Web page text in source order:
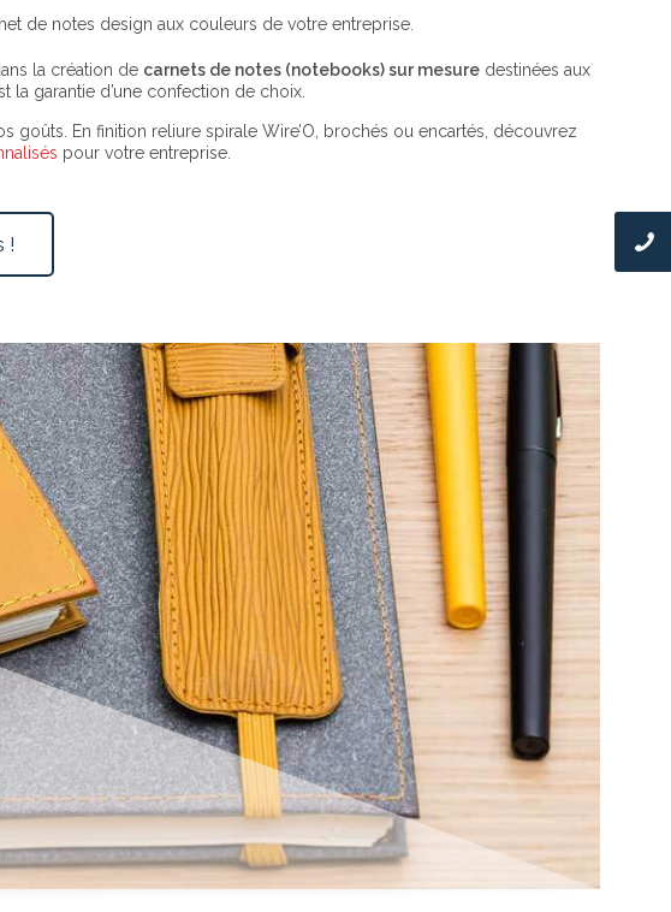
de notes design aux couleurs de votre entreprise.
la création de carnets de notes (notebooks) sur mesuredestinées aux
la garantie d’une confection de choix.
En finition reliure spirale Wire’O, brochés ou encartés, découvrez
pour votre entreprise.
!